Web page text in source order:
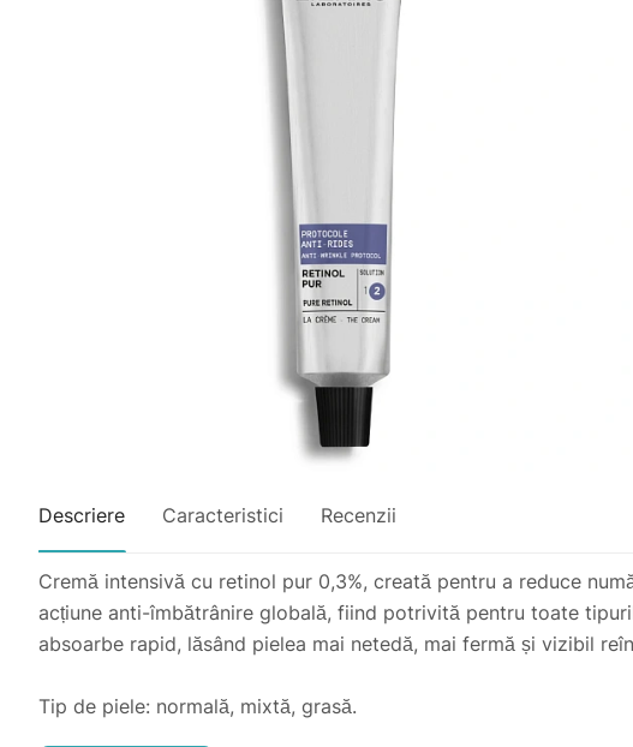
Descriere Caracteristici Recenzii
Cremă intensivă cu retinol pur 0,3%, creată pentru a reduce
acțiune anti-îmbătrânire globală, fiind potrivită pentru toate
absoarbe rapid, lăsând pielea mai netedă, mai fermă și vizibil
Tip de piele: normală, mixtă, grasă.